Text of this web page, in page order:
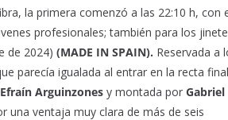
la primera comenzó a las 22:10 h, con
profesionales; también para los
de 2024) (MADE IN SPAIN). Reservada a
parecía igualada al entrar en la recta
Efraín Arguinzones y montada por Gabriel
una ventaja muy clara de más de seis